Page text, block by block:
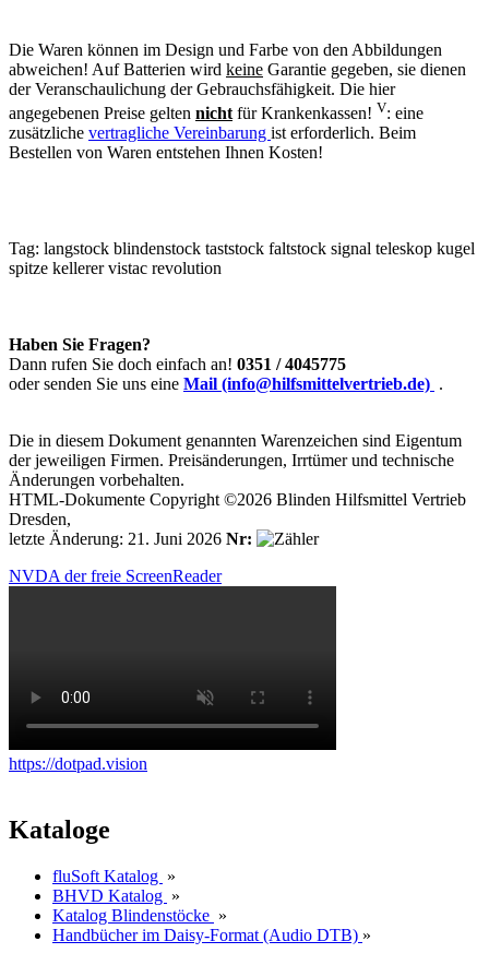
Die Waren können im Design und Farbe von den Abbildungen
abweichen! Auf Batterien wird keine Garantie gegeben, sie dienen
der Veranschaulichung der Gebrauchsfähigkeit. Die hier
angegebenen Preise gelten nicht für Krankenkassen! V: eine
zusätzliche vertragliche Vereinbarung ist erforderlich. Beim
Bestellen von Waren entstehen Ihnen Kosten!
Tag: langstock blindenstock taststock faltstock signal teleskop kugel
spitze kellerervistac revolution
Haben Sie Fragen?
Dann rufen Sie doch einfach an! 0351 / 4045775
oder senden Sie uns eine Mail (info@hilfsmittelvertrieb.de) .
Die in diesem Dokument genannten Warenzeichen sind Eigentum
der jeweiligen Firmen. Preisänderungen, Irrtümer und technische
Änderungen vorbehalten.
HTML-Dokumente Copyright ©2026 Blinden Hilfsmittel Vertrieb
Dresden,
letzte Änderung: 21. Juni 2026 Nr:
NVDA der freie ScreenReader
https://dotpad.vision
Kataloge
fluSoft Katalog »
BHVD Katalog »
Katalog Blindenstöcke »
Handbücher im Daisy-Format (Audio DTB) »